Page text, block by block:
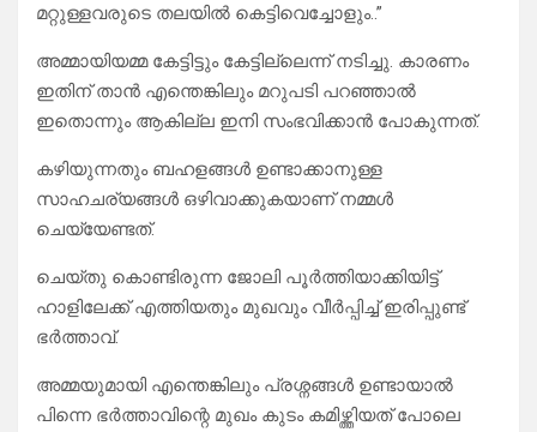
മറ്റുള്ളവരുടെ തലയിൽ കെട്ടിവെച്ചോളും..”
അമ്മായിയമ്മ കേട്ടിട്ടും കേട്ടില്ലെന്ന് നടിച്ചു. കാരണം
ഇതിന് താൻ എന്തെങ്കിലും മറുപടി പറഞ്ഞാൽ
ഇതൊന്നും ആകില്ല ഇനി സംഭവിക്കാൻ പോകുന്നത്.
കഴിയുന്നതും ബഹളങ്ങൾ ഉണ്ടാക്കാനുള്ള
സാഹചര്യങ്ങൾ ഒഴിവാക്കുകയാണ് നമ്മൾ
ചെയ്യേണ്ടത്.
ചെയ്തു കൊണ്ടിരുന്ന ജോലി പൂർത്തിയാക്കിയിട്ട്
ഹാളിലേക്ക് എത്തിയതും മുഖവും വീർപ്പിച്ച് ഇരിപ്പുണ്ട്
ഭർത്താവ്.
അമ്മയുമായി എന്തെങ്കിലും പ്രശ്നങ്ങൾ ഉണ്ടായാൽ
പിന്നെ ഭർത്താവിന്റെ മുഖം കുടം കമിഴ്ത്തിയത് പോലെ